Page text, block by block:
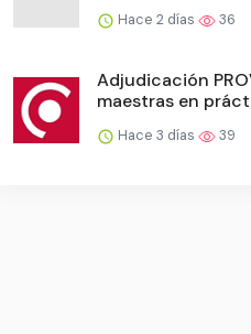
Hace 2 días 36
Adjudicación
maestras en
Hace 3 días 39